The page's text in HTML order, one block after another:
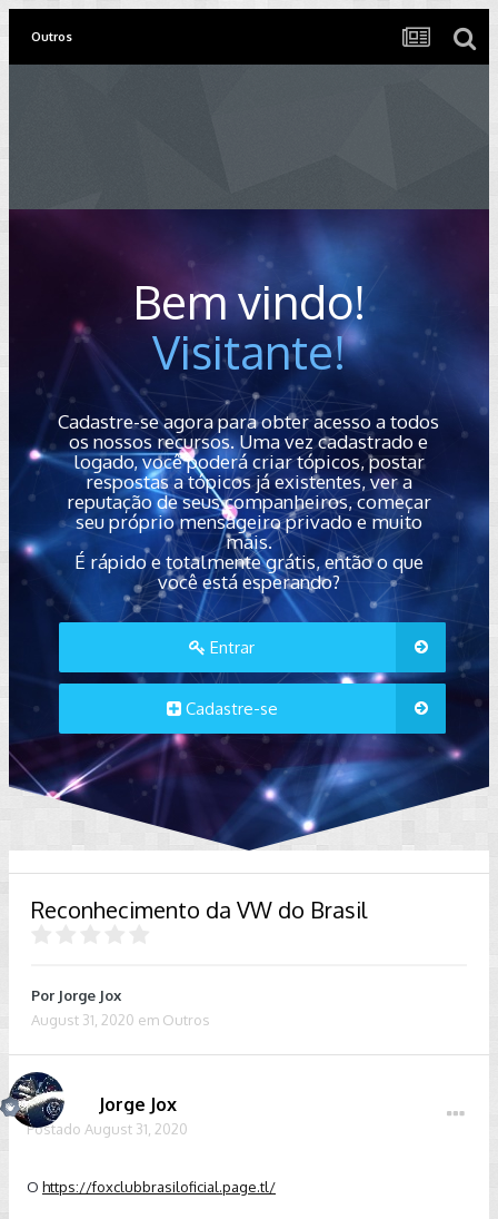
Outros
Bem vindo!
Visitante!
Cadastre-se agora para obter acesso a todos
os nossos recursos. Uma vez cadastrado e
logado, você poderá criar tópicos, postar
respostas a tópicos já existentes, ver a
reputação de seus companheiros, começar
seu próprio mensageiro privado e muito
mais.
É rápido e totalmente grátis, então o que
você está esperando?
Entrar
Cadastre-se
Reconhecimento da VW do Brasil
Por Jorge Jox
August 31, 2020 em Outros
Jorge Jox
Postado August 31, 2020
O https://foxclubbrasiloficial.page.tl/